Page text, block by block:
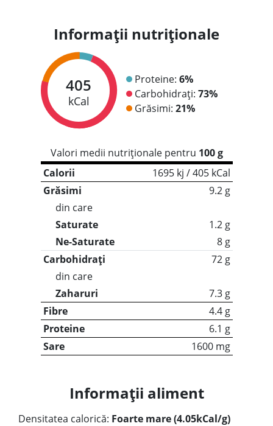
Informații nutriționale
405
kCal
Proteine: 6%
Carbohidrați: 73%
Grăsimi: 21%
Valori medii nutriționale pentru 100 g
Calorii
1695 kj / 405 kCal
Grăsimi
9.2 g
din care
Saturate
1.2 g
Ne-Saturate
8 g
Carbohidrați
72 g
din care
Zaharuri
7.3 g
Fibre
4.4 g
Proteine
6.1 g
Sare
1600 mg
Informații aliment
Densitatea calorică: Foarte mare (4.05kCal/g)